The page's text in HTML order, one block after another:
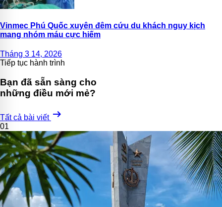
Vinmec Phú Quốc xuyên đêm cứu du khách nguy kịch
mang nhóm máu cực hiếm
Tháng 3 14, 2026
Tiếp tục hành trình
Bạn đã sẵn sàng cho
những điều mới mẻ?
Tất cả bài viết arrow_right_alt
01